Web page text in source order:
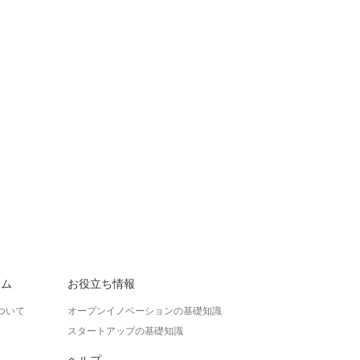
いて
お役立ち情報
オープンイノベーションの基礎知識
スタートアップの基礎知識